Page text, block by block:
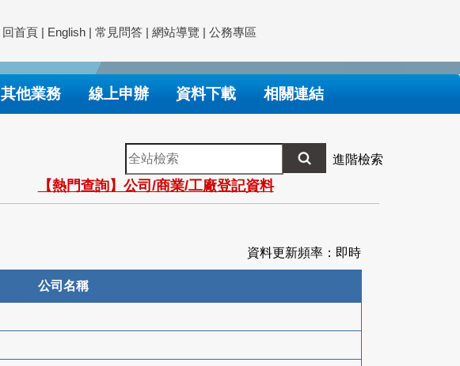
回首頁 | English | 常見問答 | 網站導覽 | 公務專區
其他業務 線上申辦 資料下載 相關連結
全
站
檢
索
進階檢索
【熱門查詢】公司/商業/工廠登記資料
資料更新頻率：即時
公司名稱